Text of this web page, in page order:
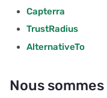
Capterra
TrustRadius
AlternativeTo
Nous